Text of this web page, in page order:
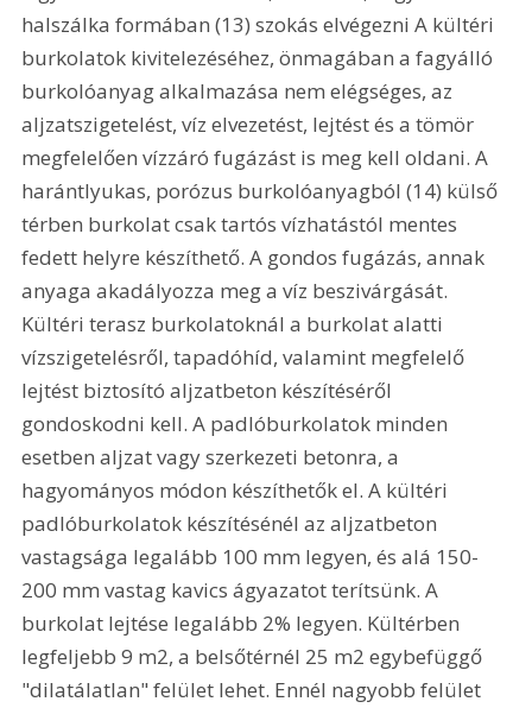
halszálka formában (13) szokás elvégezni A kültéri
burkolatok kivitelezéséhez, önmagában a fagyálló
burkolóanyag alkalmazása nem elégséges, az
aljzatszigetelést, víz elvezetést, lejtést és a tömör
megfelelően vízzáró fugázást is meg kell oldani. A
harántlyukas, porózus burkolóanyagból (14) külső
térben burkolat csak tartós vízhatástól mentes
fedett helyre készíthető. A gondos fugázás, annak
anyaga akadályozza meg a víz beszivárgását.
Kültéri terasz burkolatoknál a burkolat alatti
vízszigetelésről, tapadóhíd, valamint megfelelő
lejtést biztosító aljzatbeton készítéséről
gondoskodni kell. A padlóburkolatok minden
esetben aljzat vagy szerkezeti betonra, a
hagyományos módon készíthetők el. A kültéri
padlóburkolatok készítésénél az aljzatbeton
vastagsága legalább 100 mm legyen, és alá 150-
200 mm vastag kavics ágyazatot terítsünk. A
burkolat lejtése legalább 2% legyen. Kültérben
legfeljebb 9 m2, a belsőtérnél 25 m2 egybefüggő
"dilatálatlan" felület lehet. Ennél nagyobb felület